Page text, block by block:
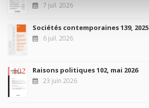
7 juil. 2026
Sociétés contemporaines 139, 2025
6 juil. 2026
Raisons politiques 102, mai 2026
23 juin 2026